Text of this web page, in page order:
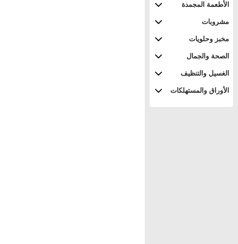
الأطعمة المجمدة
مشروبات
مخبز وحلويات
الصحة والجمال
الغسيل والتنظيف
الأوراق والمستهلكات